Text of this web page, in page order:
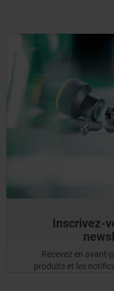
Inscrivez-
Recevez en avant-
produits et les